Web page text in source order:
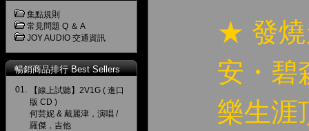
集點規則
常見問題 Q ＆ A
JOY AUDIO 交通資訊
暢銷商品排行 Best Sellers
01.
【線上試聽】2V1G ( 進口
版 CD )
何芸妮 & 戴麗津，演唱 /
羅傑，吉他
★ 發燒
安・碧
樂生涯